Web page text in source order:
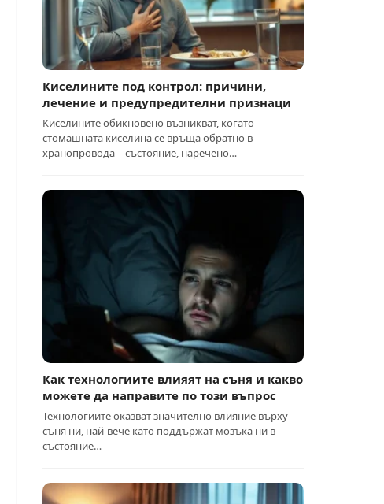
Киселините под контрол: причини,
лечение и предупредителни признаци
Киселините обикновено възникват, когато
стомашната киселина се връща обратно в
хранопровода – състояние, наречено…
Как технологиите влияят на съня и какво
можете да направите по този въпрос
Технологиите оказват значително влияние върху
съня ни, най-вече като поддържат мозъка ни в
състояние…